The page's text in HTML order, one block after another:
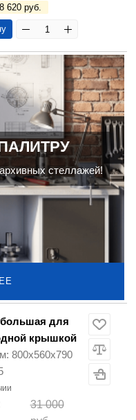
620 руб.
стеллажей!
для
крышкой
800х560х790
31 000